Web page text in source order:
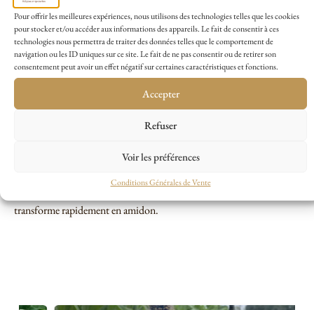
Pour offrir les meilleures expériences, nous utilisons des technologies telles que les cookies
pour stocker et/ou accéder aux informations des appareils. Le fait de consentir à ces
technologies nous permettra de traiter des données telles que le comportement de
navigation ou les ID uniques sur ce site. Le fait de ne pas consentir ou de retirer son
consentement peut avoir un effet négatif sur certaines caractéristiques et fonctions.
Accepter
Refuser
Voir les préférences
Conditions Générales de Vente
super doux New Mama
Semis direct d’avril à juin en ligne, un grain tous les 15 cm à 3-4 cm de
profondeur, en rangs espacés de 50 cm. Récolte de mi-août à début
octobre. Arrosages réguliers en période de sécheresse.
Témoignages producteurs
Pour une meilleure pollinisation préférez semer un « carré de maïs »
plutôt qu’une longue ligne. A la récolte, il est conseillé de consommer
transforme rapidement en amidon.